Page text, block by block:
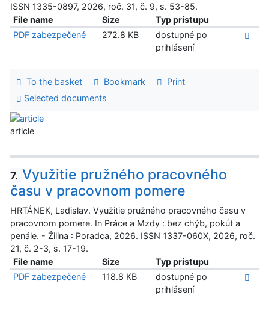
ISSN 1335-0897, 2026, roč. 31, č. 9, s. 53-85.
File name
Size
Typ prístupu
PDF zabezpečené
272.8 KB
dostupné po
prihlásení
To the basket Bookmark
Print
Selected documents
article
7. Využitie pružného pracovného
času v pracovnom pomere
HRTÁNEK, Ladislav. Využitie pružného pracovného času v
pracovnom pomere. In Práce a Mzdy : bez chýb, pokút a
penále. - Žilina : Poradca, 2026. ISSN 1337-060X, 2026, roč.
21, č. 2-3, s. 17-19.
File name
Size
Typ prístupu
PDF zabezpečené
118.8 KB
dostupné po
prihlásení